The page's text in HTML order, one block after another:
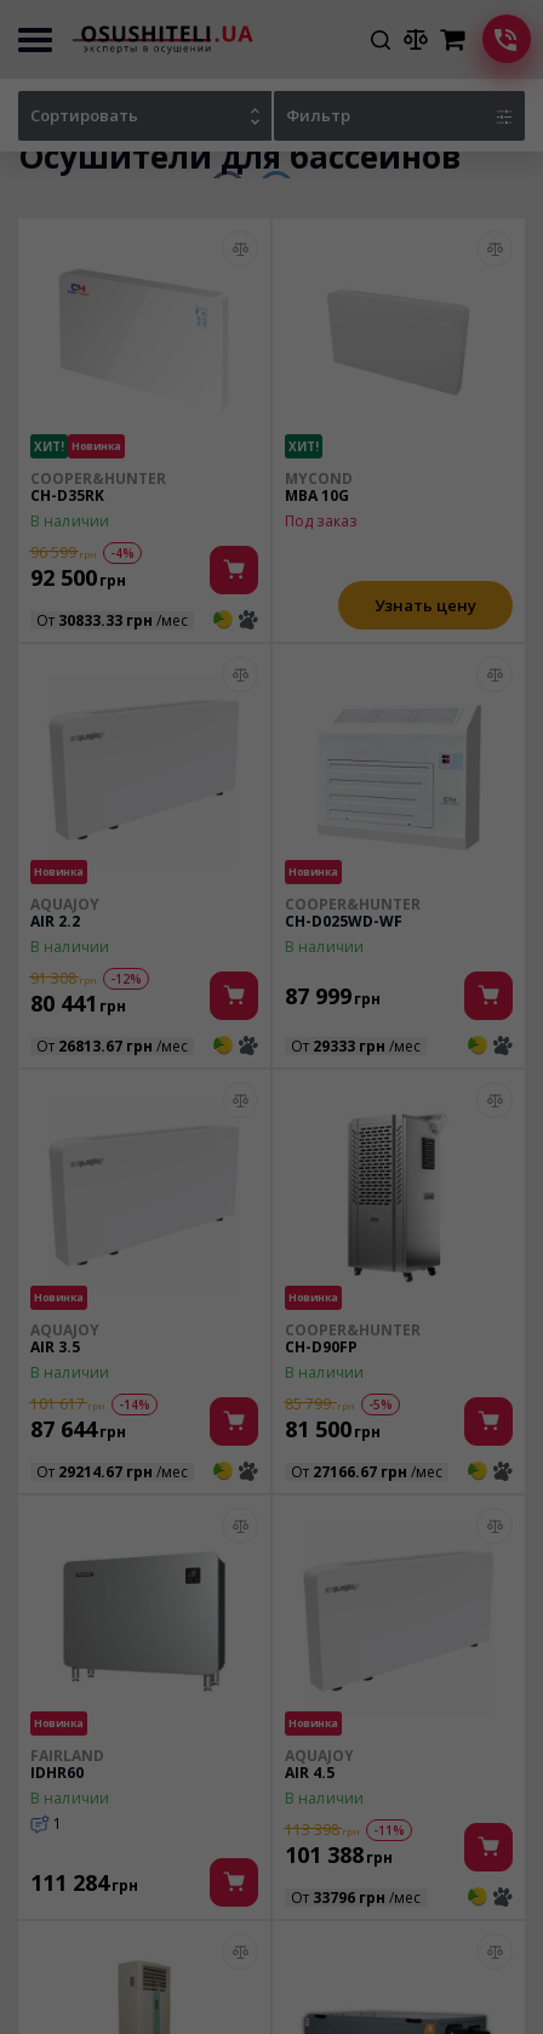
Осушители для бассейнов
Сортировать Фильтр
ХИТ! Новинка
COOPER&HUNTER
CH-D35RK
В наличии
96 599 грн -4%
92 500грн
От 30833.33 грн /мес 3 3
ХИТ!
MYCOND
MBA 10G
Под заказ
Узнать цену
Новинка
AQUAJOY
AIR 2.2
В наличии
91 308 грн -12%
80 441 грн
От 26813.67 грн /мес 3 3
Новинка
COOPER&HUNTER
CH-D025WD-WF
В наличии
87 999грн
От 29333 грн /мес 3 3
Новинка
AQUAJOY
AIR 3.5
В наличии
101 617 грн -14%
87 644грн
От 29214.67 грн /мес 3 3
Новинка
COOPER&HUNTER
CH-D90FP
В наличии
85 799. грн -5%
81 500грн
От 27166.67 грн /мес 3 3
Новинка
FAIRLAND
IDHR60
В наличии
1
111 284грн
Новинка
AQUAJOY
AIR 4.5
В наличии
113 398 грн -11%
101 388грн
От 33796 грн /мес 3 3